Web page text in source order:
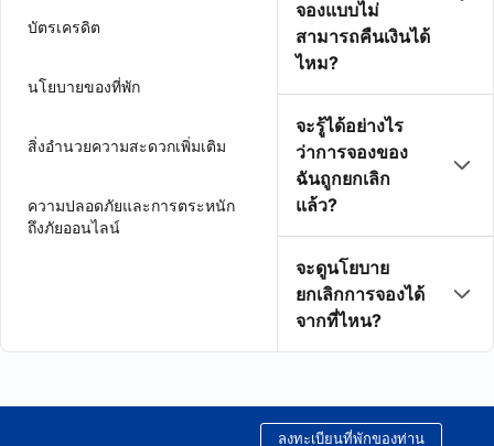
บัตรเครดิต
นโยบายของที่พัก
สิ่งอำนวยความสะดวกเพิ่มเติม
ความปลอดภัยและการตระหนัก
ถึงภัยออนไลน์
จองแบบไม่
สามารถคืนเงินได้
ไหม?
จะรู้ได้อย่างไร
ว่าการจองของ
ฉันถูกยกเลิก
แล้ว?
จะดูนโยบาย
ยกเลิกการจองได้
จากที่ไหน?
ลงทะเบียนที่พักของท่าน